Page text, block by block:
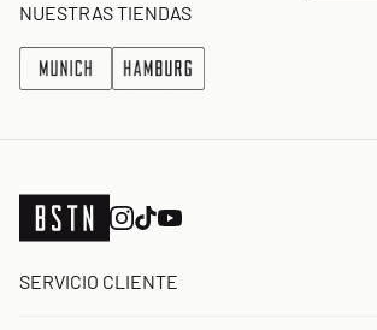
NUESTRAS TIENDAS
SERVICIO CLIENTE